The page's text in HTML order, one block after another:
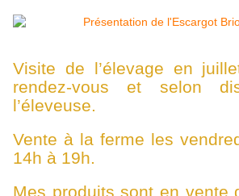
Visite de l’élevage en
rendez-vous et selon
l’éleveuse.
Vente à la ferme les
14h à 19h.
Mes produits sont en vente